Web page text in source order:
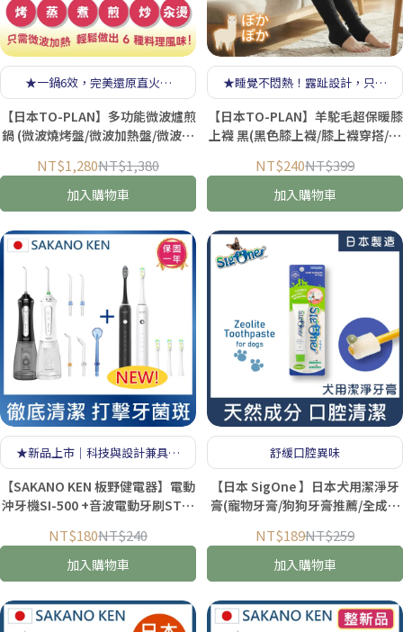
★一鍋6效，完美還原直火風
味，徹底告別油煙★
【日本TO-PLAN】多功能微波爐煎
鍋 (微波燒烤盤/微波加熱盤/微波爐
NT$1,280NT$1,380
加入購物車
★睡覺不悶熱！露趾設計，只留
暖意不留束縛★
【日本TO-PLAN】羊駝毛超保暖膝
上襪 黑(黑色膝上襪/膝上襪穿搭/過
駝毛)
NT$240NT$399
加入購物車
★新品上市｜科技與設計兼具的
智慧潔牙首選★
【SAKANO KEN 板野健電器】電動
沖牙機SI-500 +音波電動牙刷STB-
動牙刷/潔牙機/噴牙機)
NT$180NT$240
加入購物車
舒緩口腔異味
【日本 SigOne 】日本犬用潔淨牙
膏(寵物牙膏/狗狗牙膏推薦/全成份
物刷牙/指套牙刷)
NT$189NT$259
加入購物車